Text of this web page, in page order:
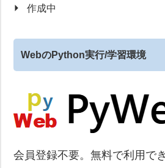
作成中
WebのPython実行/学習環境
会員登録不要。無料で利用で